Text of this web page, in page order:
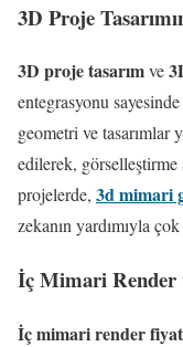
3D Proje
3D proje tasarımve
entegrasyonu
geometri ve tasarımlar
edilerek, görselleştirme
projelerde, 3d mimari
zekanın yardımıyla
İç Mimari Render
İç mimari render